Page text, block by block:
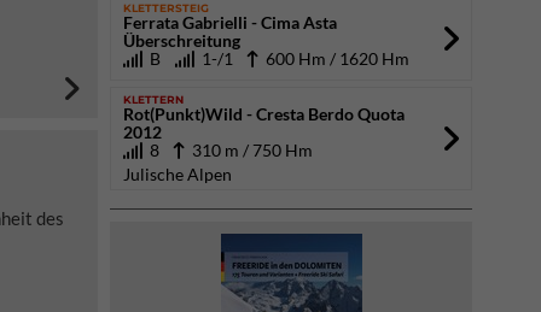
des
KLETTERSTEIG
Ferrata Gabrielli - Cima Asta
Überschreitung
B
1-/1 600 Hm / 1620 Hm
KLETTERN
Rot(Punkt)Wild - Cresta Berdo Quota
2012
8
310 m / 750 Hm
Julische Alpen